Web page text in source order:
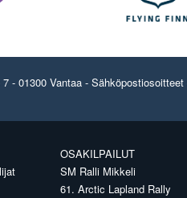
- 01300 Vantaa -
OSAKILPAILUT
SM Ralli Mikkeli
61. Arctic Lapland Rally